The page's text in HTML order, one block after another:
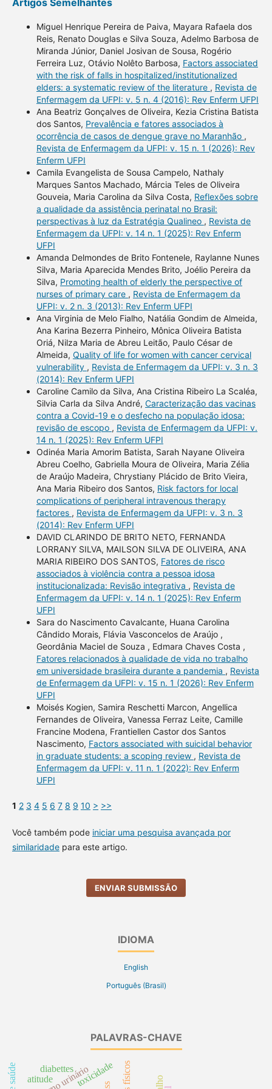
Miguel Henrique Pereira de Paiva, Mayara Rafaela dos
Reis, Renato Douglas e Silva Souza, Adelmo Barbosa de
Miranda Júnior, Daniel Josivan de Sousa, Rogério
Ferreira Luz, Otávio Nolêto Barbosa, Factors associated
with the risk of falls in hospitalized/institutionalized
elders: a systematic review of the literature , Revista de
Enfermagem da UFPI: v. 5 n. 4 (2016): Rev Enferm UFPI
Ana Beatriz Gonçalves de Oliveira, Kezia Cristina Batista
dos Santos, Prevalência e fatores associados à
ocorrência de casos de dengue grave no Maranhão ,
Revista de Enfermagem da UFPI: v. 15 n. 1 (2026): Rev
Enferm UFPI
Camila Evangelista de Sousa Campelo, Nathaly
Marques Santos Machado, Márcia Teles de Oliveira
Gouveia, Maria Carolina da Silva Costa, Reflexões sobre
a qualidade da assistência perinatal no Brasil:
perspectivas à luz da Estratégia Qualineo , Revista de
Enfermagem da UFPI: v. 14 n. 1 (2025): Rev Enferm
UFPI
Amanda Delmondes de Brito Fontenele, Raylanne Nunes
Silva, Maria Aparecida Mendes Brito, Joélio Pereira da
Silva, Promoting health of elderly the perspective of
nurses of primary care , Revista de Enfermagem da
UFPI: v. 2 n. 3 (2013): Rev Enferm UFPI
Ana Virginia de Melo Fialho, Natália Gondim de Almeida,
Ana Karina Bezerra Pinheiro, Mônica Oliveira Batista
Oriá, Nilza Maria de Abreu Leitão, Paulo César de
Almeida, Quality of life for women with cancer cervical
vulnerability , Revista de Enfermagem da UFPI: v. 3 n. 3
(2014): Rev Enferm UFPI
Caroline Camilo da Silva, Ana Cristina Ribeiro La Scaléa,
Silvia Carla da Silva André, Caracterização das vacinas
contra a Covid-19 e o desfecho na população idosa:
revisão de escopo , Revista de Enfermagem da UFPI: v.
14 n. 1 (2025): Rev Enferm UFPI
Odinéa Maria Amorim Batista, Sarah Nayane Oliveira
Abreu Coelho, Gabriella Moura de Oliveira, Maria Zélia
de Araújo Madeira, Chrystiany Plácido de Brito Vieira,
Ana Maria Ribeiro dos Santos, Risk factors for local
complications of peripheral intravenous therapy
factores , Revista de Enfermagem da UFPI: v. 3 n. 3
(2014): Rev Enferm UFPI
DAVID CLARINDO DE BRITO NETO, FERNANDA
LORRANY SILVA, MAILSON SILVA DE OLIVEIRA, ANA
MARIA RIBEIRO DOS SANTOS, Fatores de risco
associados à violência contra a pessoa idosa
institucionalizada: Revisão integrativa , Revista de
Enfermagem da UFPI: v. 14 n. 1 (2025): Rev Enferm
UFPI
Sara do Nascimento Cavalcante, Huana Carolina
Cândido Morais, Flávia Vasconcelos de Araújo ,
Geordânia Maciel de Souza , Edmara Chaves Costa ,
Fatores relacionados à qualidade de vida no trabalho
em universidade brasileira durante a pandemia , Revista
de Enfermagem da UFPI: v. 15 n. 1 (2026): Rev Enferm
UFPI
Moisés Kogien, Samira Reschetti Marcon, Angellica
Fernandes de Oliveira, Vanessa Ferraz Leite, Camille
Francine Modena, Frantiellen Castor dos Santos
Nascimento, Factors associated with suicidal behavior
in graduate students: a scoping review , Revista de
Enfermagem da UFPI: v. 11 n. 1 (2022): Rev Enferm
UFPI
1 2 3 4 5 6 7 8 9 10 > >>
Você também pode iniciar uma pesquisa avançada por
similaridadepara este artigo.
ENVIAR SUBMISSÃO
IDIOMA
English
Português (Brasil)
PALAVRAS-CHAVE
diabettestoxicidade
atitude